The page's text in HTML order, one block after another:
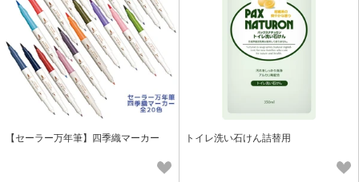
【セーラー万年筆】四季織マーカー トイレ洗い石けん詰替用